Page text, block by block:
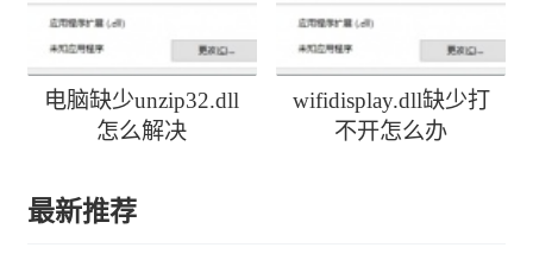
电脑缺少unzip32.dll
怎么解决
wifidisplay.dll缺少打
不开怎么办
最新推荐